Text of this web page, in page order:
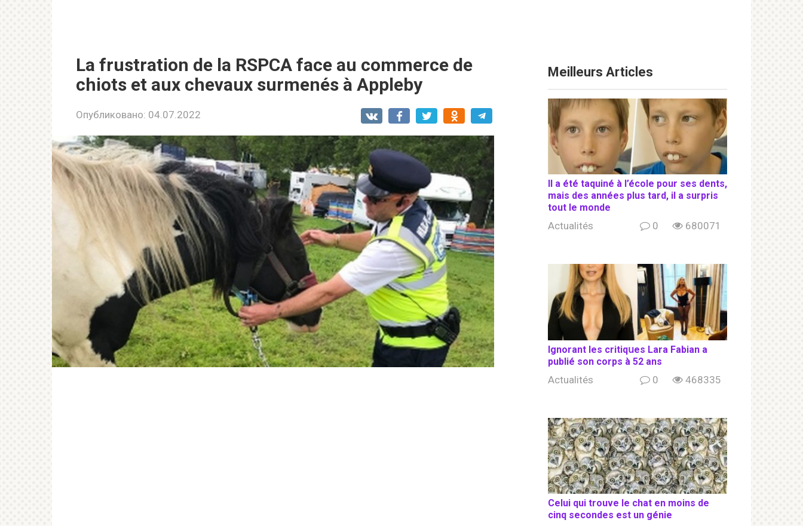
La frustration de la RSPCA face au commerce de
chiots et aux chevaux surmenés à Appleby
Опубликовано: 04.07.2022
Meilleurs Articles
Il a été taquiné à l’école pour ses dents,
mais des années plus tard, il a surpris
tout le monde
Actualités 0 680071
Ignorant les сritiqսеs Lara Fabian a
publié son соrрs à 52 ans
Actualités 0 468335
Celui qui trouve le chat en moins de
cinq secondes est un génie